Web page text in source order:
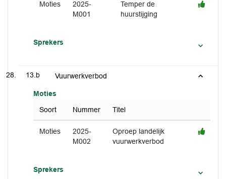
Moties
2025-
M001
Temper de
huurstijging
Sprekers
13.b Vuurwerkverbod
Moties
Soort
Nummer Titel
Moties
2025-
M002
Oproep landelijk
vuurwerkverbod
Sprekers